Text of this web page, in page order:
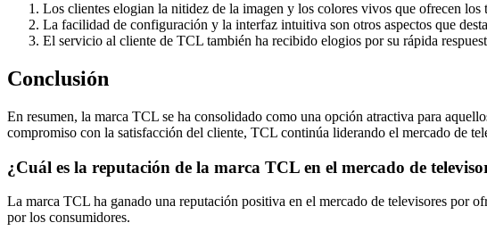
Los clientes elogian la nitidez de la imagen y los colores vivos que ofrecen los
La facilidad de configuración y la interfaz intuitiva son otros aspectos que
El servicio al cliente de TCL también ha recibido elogios por su rápida
Conclusión
En resumen, la marca TCL se ha consolidado como una opción atractiva para
compromiso con la satisfacción del cliente, TCL continúa liderando el mercado de
¿Cuál es la reputación de la marca TCL en el mercado de
La marca TCL ha ganado una reputación positiva en el mercado de televisores por
por los consumidores.